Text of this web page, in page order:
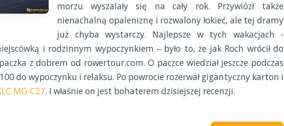
morzu wyszalały się na cały rok. Przywiózł także
nienachalną opaleniznę i rozwalony łokieć, ale tej dramy
już chyba wystarczy. Najlepsze w tych wakacjach -
i rodzinnym wypoczynkiem ‒ było to, że jak Roch wrócił do
z dobrem od rowertour.com. O paczce wiedział jeszcze podczas
do wypoczynku i relaksu. Po powrocie rozerwał gigantyczny karton i
MG-C27. I właśnie on jest bohaterem dzisiejszej recenzji.